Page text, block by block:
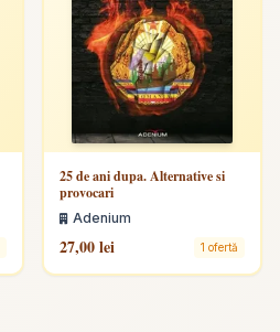
25 de ani dupa. Alternative si
provocari
Adenium
27,00 lei 1 ofertă